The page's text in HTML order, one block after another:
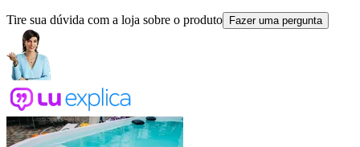
Tire sua dúvida com a loja sobre o produto Fazer uma pergunta